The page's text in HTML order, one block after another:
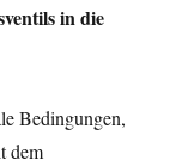
in die
Bedingungen,
dem